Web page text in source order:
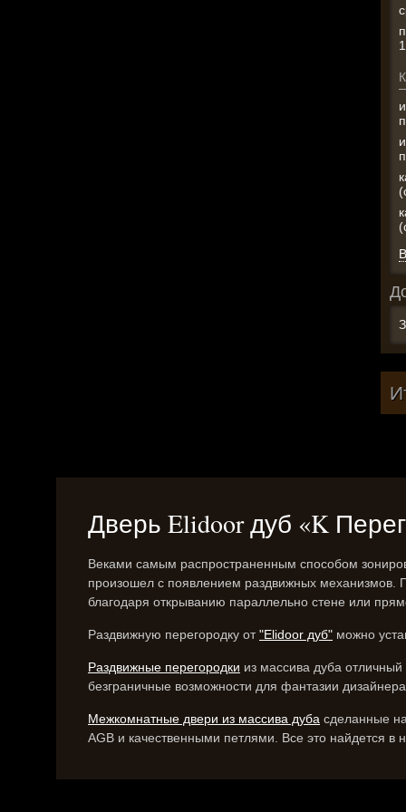
Дверь Elidoor дуб «K
Веками самым распространенным способом
произошел с появлением раздвижных механизмов.
благодаря открыванию параллельно стене или
Раздвижную перегородку от"Elidoor дуб" можно
Раздвижные перегородки из массива дуба
безграничные возможности для фантазии дизайнера.
Межкомнатные двери из массива дуба сделанные
AGB и качественными петлями. Все это найдется